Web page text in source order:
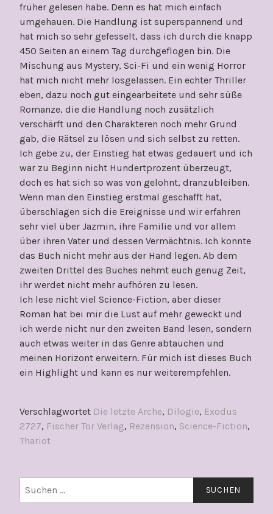
früher gelesen habe. Denn es hat mich einfach
umgehauen. Die Handlung ist superspannend und
hat mich so sehr gefesselt, dass ich durch die knapp
450 Seiten an einem Tag durchgeflogen bin. Die
Mischung aus Mystery, Sci-Fi und ein wenig Horror
hat mich nicht mehr losgelassen. Ein echter Thriller
eben, dazu noch gut eingearbeitete und sehr süße
Romanze, die die Handlung noch zusätzlich
verschärft und den Charakteren noch mehr Grund
gab, die Rätsel zu lösen und sich selbst zu retten.
Ich gebe zu, der Einstieg hat etwas gedauert und ich
war zu Beginn nicht Hundertprozent überzeugt,
doch es hat sich so was von gelohnt, dranzubleiben.
Wenn man den Einstieg erstmal geschafft hat,
überschlagen sich die Ereignisse und wir erfahren
sehr viel über Jazmin, ihre Familie und vor allem
über ihren Vater und dessen Vermächtnis. Ich konnte
das Buch nicht mehr aus der Hand legen. Ab dem
zweiten Drittel des Buches nehmt euch genug Zeit,
ihr werdet nicht mehr aufhören zu lesen.
Ich lese nicht viel Science-Fiction, aber dieser
Roman hat bei mir die Lust auf mehr geweckt und
ich werde nicht nur den zweiten Band lesen, sondern
auch etwas weiter in das Genre abtauchen und
meinen Horizont erweitern. Für mich ist dieses Buch
ein Highlight und kann es nur weiterempfehlen.
Verschlagwortet Die letzte Arche, Dilogie, Exodus
2727, Fischer Tor Verlag, Rezension, Science-Fiction,
Thariot
nach: